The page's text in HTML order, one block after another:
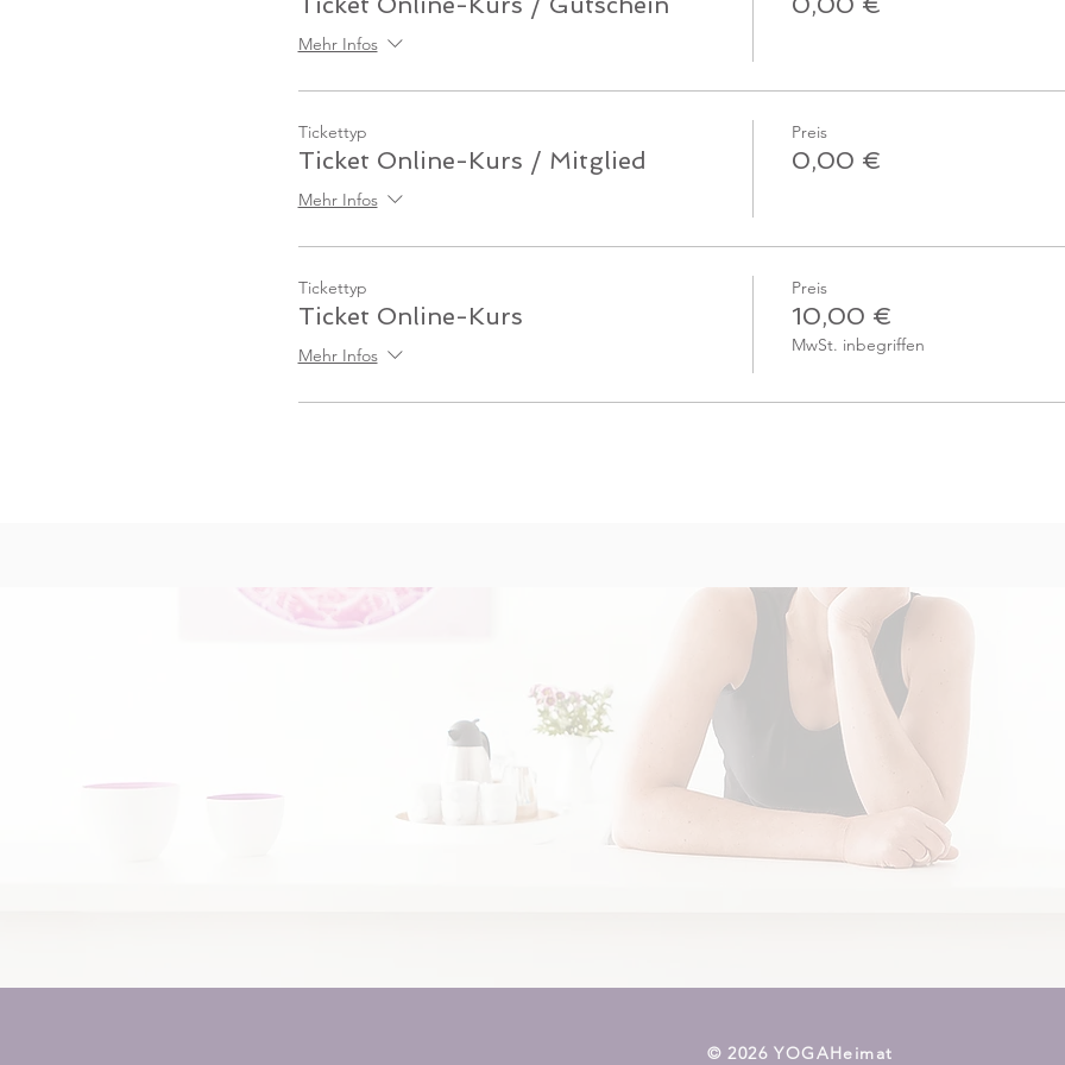
Mehr Infos
Tickettyp
Ticket Online-Kurs / Mitglied
Mehr Infos
Preis
0,00 €
Tickettyp
Ticket Online-Kurs
Mehr Infos
Preis
10,00 €
MwSt. inbegriffen
​© 2026 YOGAHeimat